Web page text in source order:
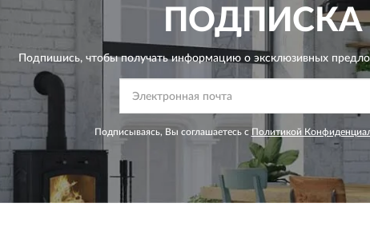
ПОДПИСКА
Подпишись, чтобы получать информацию о эксклюзивных
Подписываясь, Вы соглашаетесь с Политикой